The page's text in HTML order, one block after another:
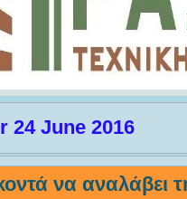
24 June 2016
να αναλάβει